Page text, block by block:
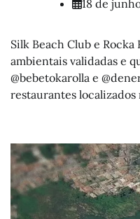
18 de
Silk Beach Club e
ambientais validadas e
@bebetokarolla e
restaurantes